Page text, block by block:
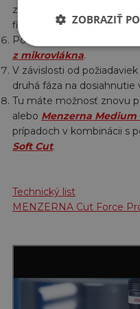
zapracovani bude
film.
Po vyleštení odstráňte
z mikrovlákna.
V závislosti od
druhá fáza na dosiahnutie
Tu máte možnosť znovu
alebo Menzerna Medium
prípadoch v kombinácii s
Soft Cut.
Technický list
MENZERNA Cut Force
ZOBRAZIŤ